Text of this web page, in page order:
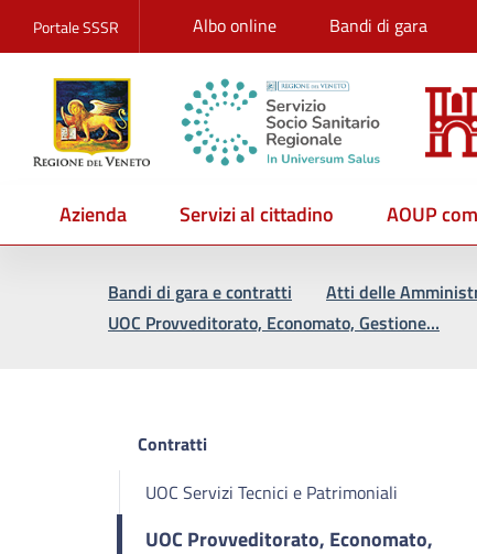
Portale SSSR Albo online Bandi di gara
Azienda Servizi al cittadino AOUP
Bandi di gara e contratti Atti delle
UOC Provveditorato, Economato, Gestione…
Contratti
UOC Servizi Tecnici e Patrimoniali
UOC Provveditorato, Economato,